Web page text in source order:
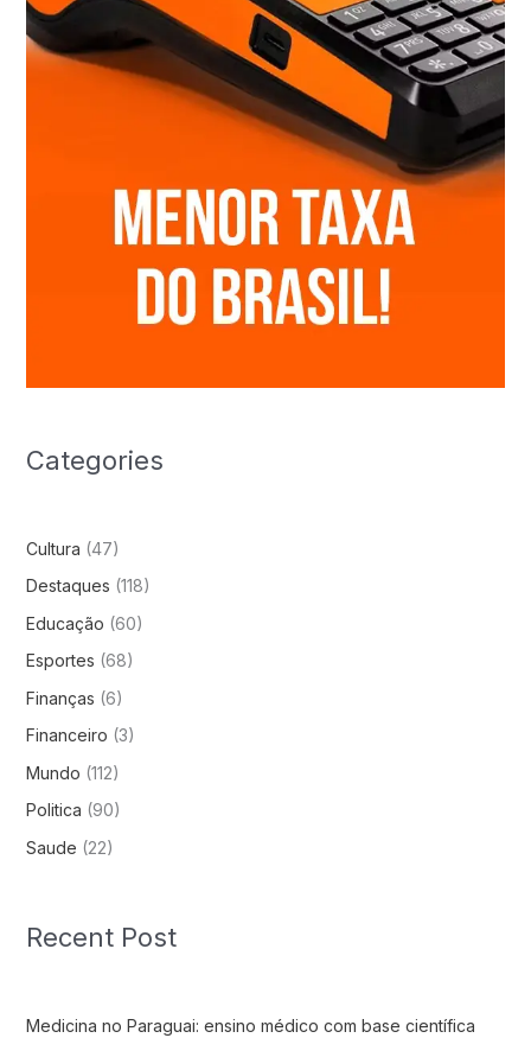
Categories
Cultura (47)
Destaques (118)
Educação (60)
Esportes (68)
Finanças (6)
Financeiro (3)
Mundo (112)
Politica (90)
Saude (22)
Recent Post
Medicina no Paraguai: ensino médico com base científica